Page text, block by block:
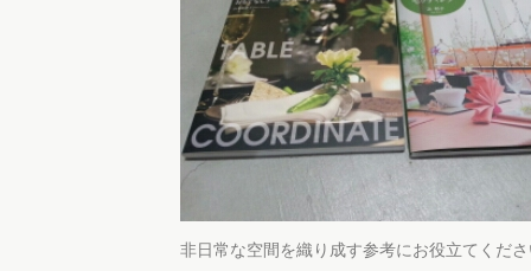
非日常な空間を織り成す参考にお役立てくだ